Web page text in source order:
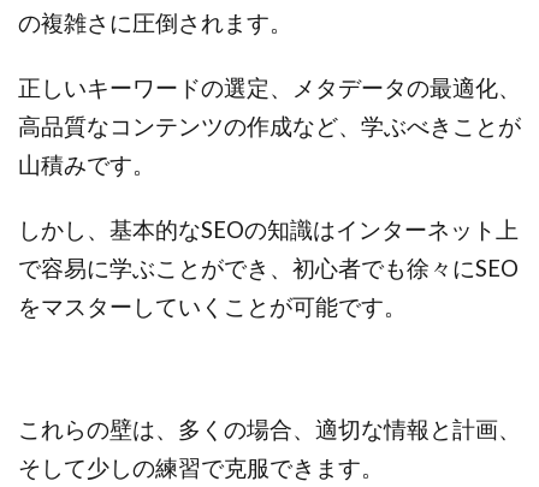
の複雑さに圧倒されます。
正しいキーワードの選定、メタデータの最適化、
高品質なコンテンツの作成など、学ぶべきことが
山積みです。
しかし、基本的なSEOの知識はインターネット上
で容易に学ぶことができ、初心者でも徐々にSEO
をマスターしていくことが可能です。
これらの壁は、多くの場合、適切な情報と計画、
そして少しの練習で克服できます。